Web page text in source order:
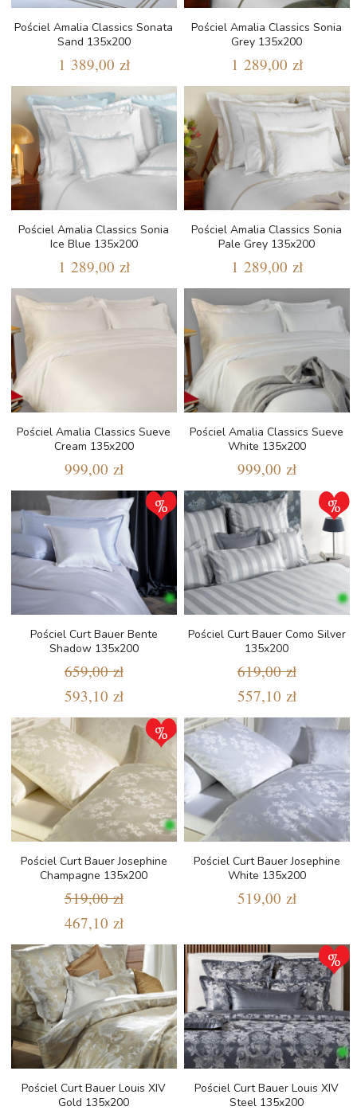
Pościel Amalia Classics Sonata
Sand 135x200
1 389,00 zł
Pościel Amalia Classics Sonia
Grey 135x200
1 289,00 zł
Pościel Amalia Classics Sonia
Ice Blue 135x200
1 289,00 zł
Pościel Amalia Classics Sonia
Pale Grey 135x200
1 289,00 zł
Pościel Amalia Classics Sueve
Cream 135x200
999,00 zł
Pościel Amalia Classics Sueve
White 135x200
999,00 zł
Pościel Curt Bauer Bente
Shadow 135x200
659,00 zł
593,10 zł
Pościel Curt Bauer Como Silver
135x200
619,00 zł
557,10 zł
Pościel Curt Bauer Josephine
Champagne 135x200
519,00 zł
467,10 zł
Pościel Curt Bauer Josephine
White 135x200
519,00 zł
Pościel Curt Bauer Louis XIV
Gold 135x200
Pościel Curt Bauer Louis XIV
Steel 135x200